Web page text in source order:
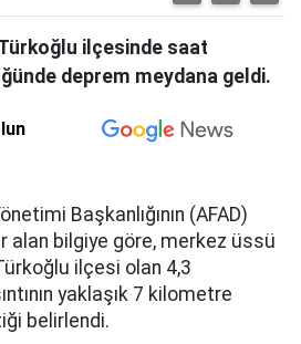
ilçesinde saat
deprem meydana geldi.
Başkanlığının (AFAD)
alan bilgiye göre, merkez üssü
ilçesi olan 4,3
yaklaşık 7 kilometre
belirlendi.